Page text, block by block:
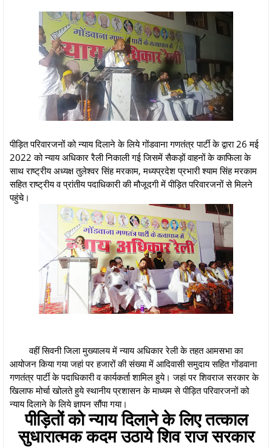
पीड़ित परिवारजनों को न्याय दिलाने के लिये गोंडवाना गणतंत्र पार्टी के द्वारा 26 मई
2022 को न्याय अधिकार रैली निकाली गई जिसमें सैकड़ों वाहनों के काफिला के
साथ राष्ट्रीय अध्यक्ष तुलेश्वर सिंह मरकाम, मध्यप्रदेश प्रभारी श्याम सिंह मरकाम
सहित राष्ट्रीय व प्रांतीय पदाधिकारी की मौजूदगी में पीड़ित परिवारजनों से मिलने
पहुंचे।
वहीं सिवनी जिला मुख्यालय में न्याय अधिकार रेली के तहत आमसभा का
आयोजन किया गया जहां पर हजारों की संख्या में आदिवासी समुदाय सहित गोंडवाना
गणतंत्र पार्टी के पदाधिकारी व कार्यकर्ता शामिल हुये। जहां पर शिवराज सरकार के
खिलाफ मोर्चा खोलते हुये स्थानीय प्रशासन के माध्यम से पीड़ित परिवारजनों को
न्याय दिलाने के लिये ज्ञापन सौंपा गया।
पीड़ितों को न्याय दिलाने के लिए तत्काल
सुधारात्मक कदम उठाये शिव राज सरकार